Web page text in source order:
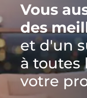
Vous
des
et d'un
à toutes
votre